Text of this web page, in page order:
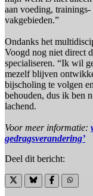
aan voeding,
vakgebieden.”
Ondanks het
Voogd nog niet direct
specialiseren. “Ik wil
mezelf blijven
bijscholing te volgen
behouden, dus ik ben
lachend.
Voor meer informatie:
gedragsverandering’
Deel dit bericht: